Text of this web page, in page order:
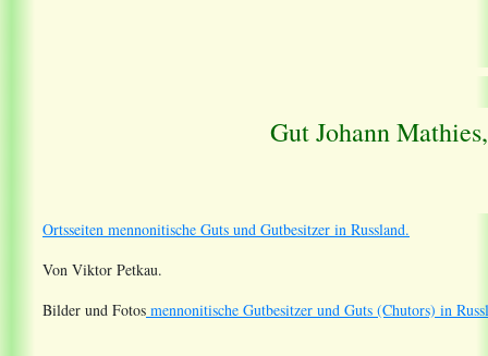
Gut Johann
Ortsseiten mennonitische Guts und Gutbesitzer in Russland.
Von Viktor Petkau.
Bilder und Fotos mennonitische Gutbesitzer und Guts (Chutors) in